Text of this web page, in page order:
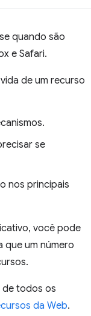
quando são
e Safari.
de um recurso
se
nos principais
você pode
que um número
de todos os
da Web.